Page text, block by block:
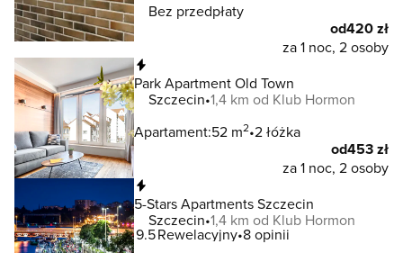
Bez przedpłaty
od420 zł
za 1 noc, 2 osoby
Park Apartment Old Town
Szczecin 1,4 km od Klub Hormon
Apartament:52 m2 2 łóżka
od453 zł
za 1 noc, 2 osoby
5-Stars Apartments Szczecin
Szczecin 1,4 km od Klub Hormon
9.5Rewelacyjny 8 opinii